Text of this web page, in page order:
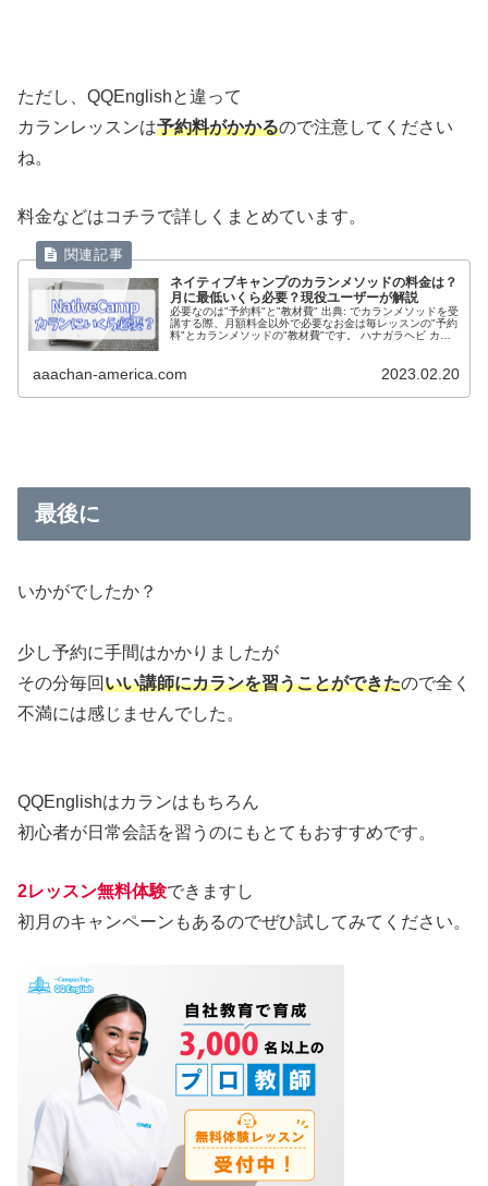
ただし、QQEnglishと違って
カランレッスンは予約料がかかるので注意してください
ね。
料金などはコチラで詳しくまとめています。
ネイティブキャンプのカランメソッドの料金は？
月に最低いくら必要？現役ユーザーが解説
必要なのは"予約料"と"教材費" 出典: でカランメソッドを受
講する際、月額料金以外で必要なお金は毎レッスンの"予約
料"とカランメソッドの"教材費"です。 ハナガラヘビ カラ
aaachan-america.com 2023.02.20
最後に
いかがでしたか？
少し予約に手間はかかりましたが
その分毎回いい講師にカランを習うことができたので全く
不満には感じませんでした。
QQEnglishはカランはもちろん
初心者が日常会話を習うのにもとてもおすすめです。
2レッスン無料体験できますし
初月のキャンペーンもあるのでぜひ試してみてください。